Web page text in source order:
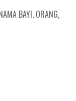
BAYI, ORANG,